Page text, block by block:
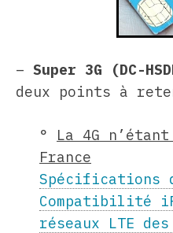
– Super 3G (DC-
deux points à
° La 4G
France
Spécifications
Compatibilité
réseaux LTE